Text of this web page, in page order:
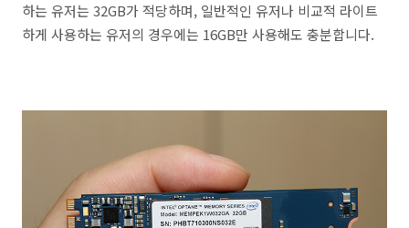
하는 유저는 32GB가 적당하며, 일반적인 유저나 비교적 라이트
하게 사용하는 유저의 경우에는 16GB만 사용해도 충분합니다.